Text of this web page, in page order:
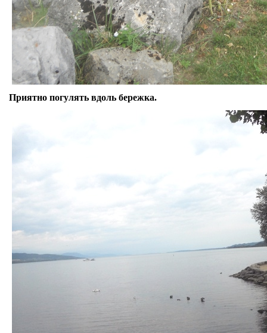
Приятно погулять вдоль бережка.